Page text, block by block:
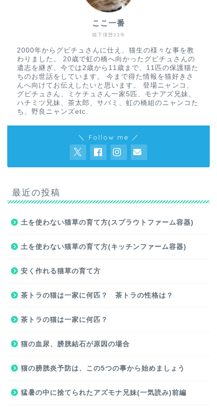
猫下僕歴23年
ここ一番
2000年からグビチュさんに仕え、猫生の様々な事を教
わりました。 20歳で虹の橋へ向かったグビチュさんの
遺志を継ぎ、今では2歳から11歳まで、11匹の保護猫た
ちのお世話をしています。 今まで得た情報を猫好きさ
んへ向けてお伝えしたいと思います。 登場ニャンコ、
グビチュさん、ミケチュさん一家5匹、モナアズ兄妹、
ハチミツ兄妹、茶太郎、サバミ、虹の橋組のニャンコた
ち、野良ニャンズetc.
＼ Follow me ／
最近の投稿
土を使わない猫草の育て方(スプラウトファーム容器)
土を使わない猫草の育て方(キッチンファーム容器)
安く作れる猫草の育て方
茶トラの猫は一家に何匹？ 茶トラの性格は？
茶トラの猫は一家に何匹？
猫の血尿、膀胱結石が原因の場合
猫の膀胱炎予防は、この5つの事から始めましょう
猛暑の中に捨てられたアズモナ兄妹(一気読み)前編